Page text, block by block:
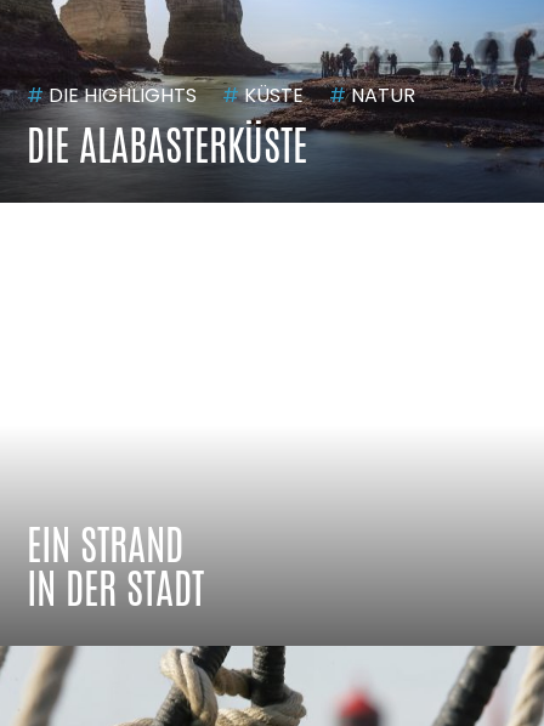
#DIE HIGHLIGHTS #KÜSTE #NATUR
DIE ALABASTERKÜSTE
EIN STRAND
IN DER STADT